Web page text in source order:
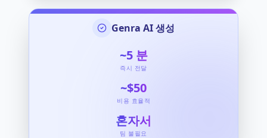
Genra AI 생성
~5 분
즉시 전달
~$50
비용 효율적
혼자서
팀 불필요